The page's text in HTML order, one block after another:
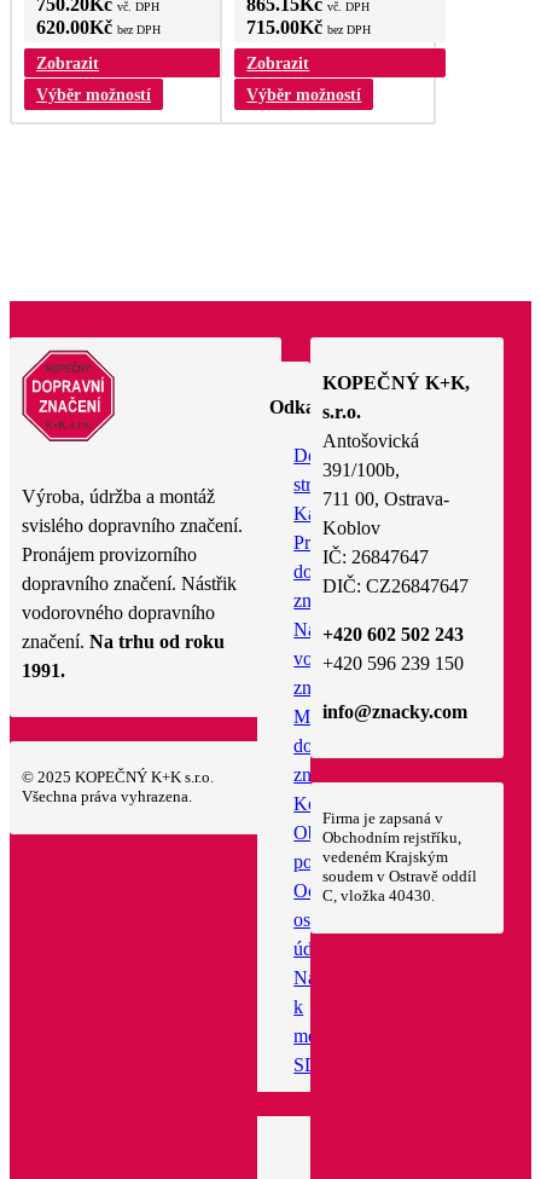
vč. DPH
620.00Kč bez DPH
Zobrazit
Výběr možností
vč. DPH
715.00Kč bez DPH
Zobrazit
Výběr možností
Výroba, údržba a montáž
svislého dopravního značení.
Pronájem provizorního
dopravního značení. Nástřik
vodorovného dopravního
značení. Na trhu od roku
1991.
© 2025 KOPEČNÝ K+K s.r.o.
Všechna práva vyhrazena.
Odkazy
Domovská
stránka
Katalog
Pronájem
dopravního
značení
Nástřik
vodorovného
značení
Montáž
dopravního
značení
Kontakt
Obchodní
podmínky
Ochrana
osobních
údajů
Návod
k
montáží
SDZ
KOPEČNÝ K+K,
s.r.o.
Antošovická
391/100b,
711 00, Ostrava-
Koblov
IČ: 26847647
DIČ: CZ26847647
+420 602 502 243
+420 596 239 150
info@znacky.com
Firma je zapsaná v
Obchodním rejstříku,
vedeném Krajským
soudem v Ostravě oddíl
C, vložka 40430.